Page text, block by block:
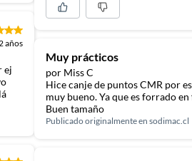
años
ej
Muy prácticos
por Miss C
Hice canje de puntos CMR por
muy bueno. Ya que es forrado
Buen tamaño
Publicado originalmente en sodimac.cl